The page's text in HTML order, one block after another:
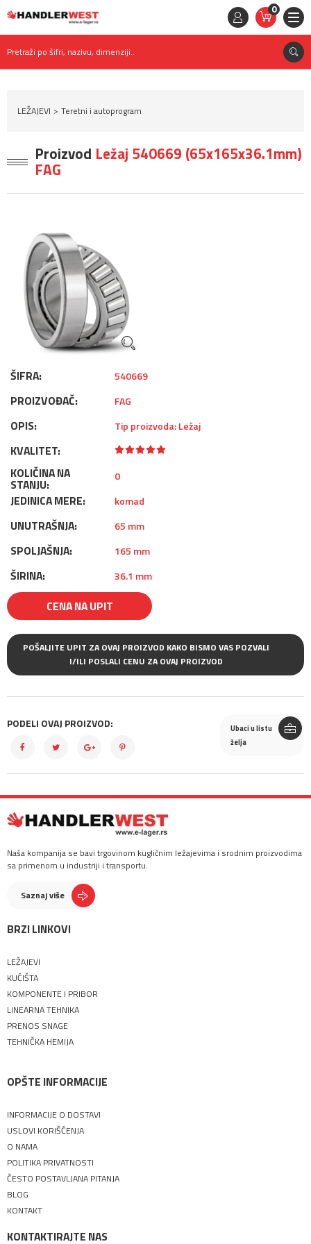
0
STAVKE
0,
RSD
Pretraži po šifri, nazivu, dimenziji..
LEŽAJEVI Teretni i autoprogram
Proizvod Ležaj 540669 (65x165x36.1mm)
FAG
ŠIFRA: 540669
PROIZVOĐAČ: FAG
OPIS: Tip proizvoda: Ležaj
KVALITET:
KOLIČINA NA
STANJU:
0
JEDINICA MERE: komad
UNUTRAŠNJA: 65 mm
SPOLJAŠNJA: 165 mm
ŠIRINA: 36.1 mm
CENA NA UPIT
POŠALJITE UPIT ZA OVAJ PROIZVOD KAKO BISMO VAS POZVALI
I/ILI POSLALI CENU ZA OVAJ PROIZVOD
PODELI OVAJ PROIZVOD:
Ubaci u listu
želja
Naša kompanija se bavi trgovinom kugličnim ležajevima i srodnim proizvodima
sa primenom u industriji i transportu.
Saznaj više
BRZI LINKOVI
LEŽAJEVI
KUĆIŠTA
KOMPONENTE I PRIBOR
LINEARNA TEHNIKA
PRENOS SNAGE
TEHNIČKA HEMIJA
OPŠTE INFORMACIJE
INFORMACIJE O DOSTAVI
USLOVI KORIŠĆENJA
O NAMA
POLITIKA PRIVATNOSTI
ČESTO POSTAVLJANA PITANJA
BLOG
KONTAKT
KONTAKTIRAJTE NAS